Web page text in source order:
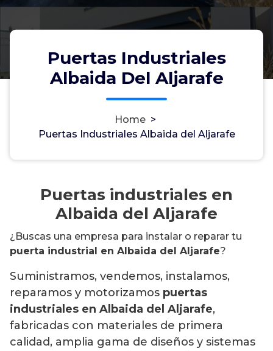
Puertas Industriales
Albaida Del Aljarafe
Home >
Puertas Industriales Albaida del Aljarafe
Puertas industriales en
Albaida del Aljarafe
¿Buscas una empresa para instalar o reparar tu
puerta industrial en Albaida del Aljarafe?
Suministramos, vendemos, instalamos,
reparamos y motorizamos puertas
industriales en Albaida del Aljarafe,
fabricadas con materiales de primera
calidad, amplia gama de diseños y sistemas